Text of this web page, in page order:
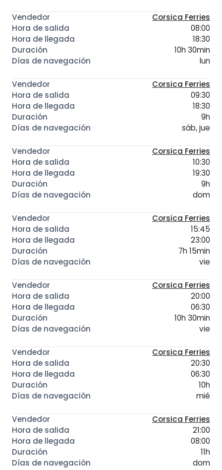
Corsica Ferries
08:00
18:30
10h 30min
lun
Corsica Ferries
09:30
18:30
9h
sáb, jue
Corsica Ferries
10:30
19:30
9h
dom
Corsica Ferries
15:45
23:00
7h 15min
vie
Corsica Ferries
20:00
06:30
10h 30min
vie
Corsica Ferries
20:30
06:30
10h
mié
Corsica Ferries
21:00
08:00
11h
dom